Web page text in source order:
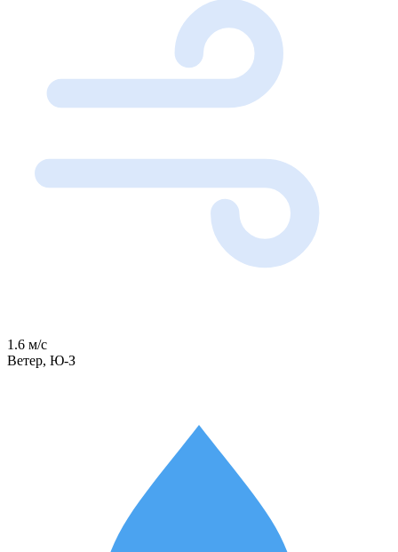
1.6 м/с
Ветер, Ю-З